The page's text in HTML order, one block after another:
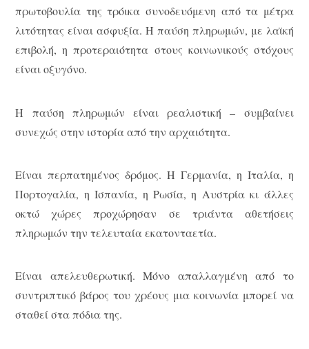
πρωτοβουλία της τρόικα συνοδευόμενη από τα μέτρα
λιτότητας είναι ασφυξία. Η παύση πληρωμών, με λαϊκή
επιβολή, η προτεραιότητα στους κοινωνικούς στόχους
είναι οξυγόνο.
Η παύση πληρωμών είναι ρεαλιστική – συμβαίνει
συνεχώς στην ιστορία από την αρχαιότητα.
Είναι περπατημένος δρόμος. Η Γερμανία, η Ιταλία, η
Πορτογαλία, η Ισπανία, η Ρωσία, η Αυστρία κι άλλες
οκτώ χώρες προχώρησαν σε τριάντα αθετήσεις
πληρωμών την τελευταία εκατονταετία.
Είναι απελευθερωτική. Μόνο απαλλαγμένη από το
συντριπτικό βάρος του χρέους μια κοινωνία μπορεί να
σταθεί στα πόδια της.